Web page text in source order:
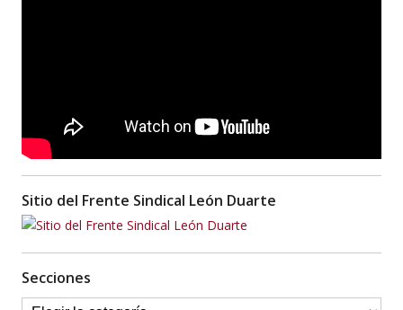
Sitio del Frente Sindical León Duarte
Secciones